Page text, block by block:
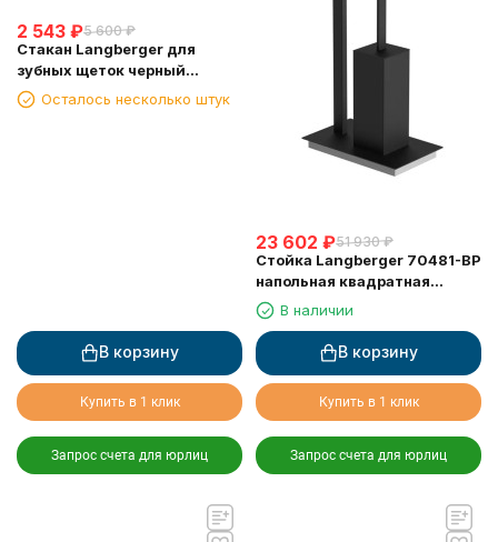
2 543 ₽5 600 ₽
Стакан Langberger для
зубных щеток черный
(28011B-BP)
Осталось несколько штук
В корзину
Купить в 1 клик
Запрос счета для юрлиц
23 602 ₽51 930 ₽
Стойка Langberger 70481-BP
напольная квадратная
чернаяВ наличии
В корзину
Купить в 1 клик
Запрос счета для юрлиц